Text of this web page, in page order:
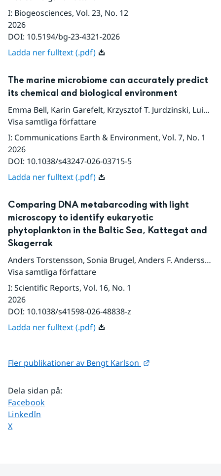
I: Biogeosciences, Vol. 23, No. 12
2026
DOI: 10.5194/bg-23-4321-2026
Ladda ner fulltext (.pdf)
The marine microbiome can accurately predict
its chemical and biological environment
Emma Bell, Karin Garefelt, Krzysztof T. Jurdzinski, Luis F. Delgado
Visa samtliga författare
I: Communications Earth & Environment, Vol. 7, No. 1
2026
DOI: 10.1038/s43247-026-03715-5
Ladda ner fulltext (.pdf)
Comparing DNA metabarcoding with light
microscopy to identify eukaryotic
phytoplankton in the Baltic Sea, Kattegat and
Skagerrak
Anders Torstensson, Sonia Brugel, Anders F. Andersson
Visa samtliga författare
I: Scientific Reports, Vol. 16, No. 1
2026
DOI: 10.1038/s41598-026-48838-z
Ladda ner fulltext (.pdf)
Fler publikationer av Bengt Karlson
Dela sidan på:
Dela sidan på
Facebook
Dela sidan på
LinkedIn
Dela sidan på
X